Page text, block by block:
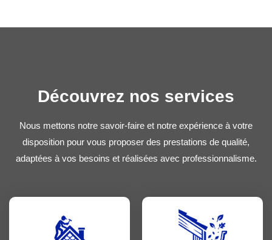
Découvrez nos services
Nous mettons notre savoir-faire et notre expérience à votre
disposition pour vous proposer des prestations de qualité,
adaptées à vos besoins et réalisées avec professionnalisme.